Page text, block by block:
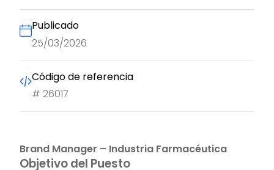
Brand Manager – Industria Farmacéutica
Objetivo del Puesto
Publicado
25/03/2026
Código de referencia
# 26017